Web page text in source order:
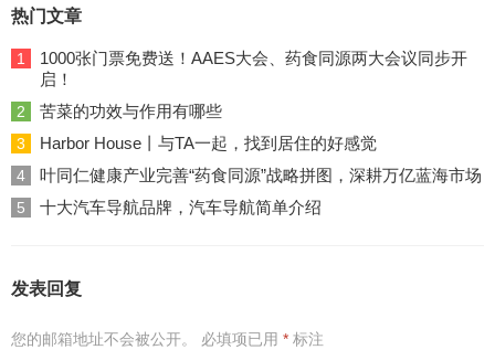
热门文章
1
1000张门票免费送！AAES大会、药食同源两大会议同步开
启！
2 苦菜的功效与作用有哪些
3 Harbor House丨与TA一起，找到居住的好感觉
4 叶同仁健康产业完善“药食同源”战略拼图，深耕万亿蓝海市场
5 十大汽车导航品牌，汽车导航简单介绍
发表回复
您的邮箱地址不会被公开。 必填项已用 * 标注